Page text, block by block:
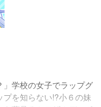
」学校の女子でラップグ
を知らない!?小６の妹